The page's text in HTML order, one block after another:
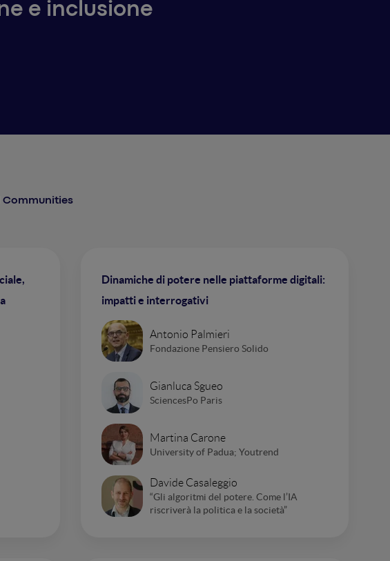
e inclusione
Communities
Dinamiche di potere nelle piattaforme digitali:
impatti e interrogativi
Antonio Palmieri
Fondazione Pensiero Solido
Gianluca Sgueo
SciencesPo Paris
Martina Carone
University of Padua; Youtrend
Davide Casaleggio
“Gli algoritmi del potere. Come l’IA
riscriverà la politica e la società”